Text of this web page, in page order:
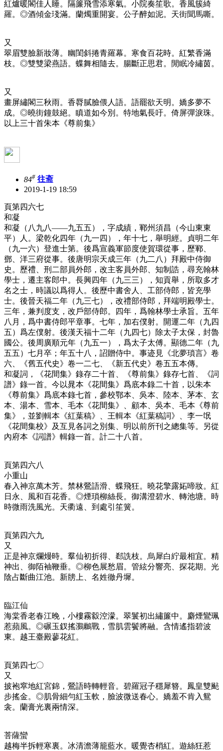
紅爐暖閣佳人睡。隔簾飛雪添寒氣。小院奏笙歌。香風簇綺
羅。◎酒傾金琖滿。蘭燭重開宴。公子醉如泥。天街聞馬嘶。
又
翠眉雙臉新妝薄。幽閨斜捲青羅幕。寒食百花時。紅繁香滿
枝。◎雙雙梁燕語。蝶舞相隨去。腸斷正思君。閒眠冷繡茵。
又
畫屏繡閣三秋雨。香脣膩臉偎人語。語罷欲天明。嬌多夢不
成。◎曉街鐘鼓絕。瞋道如今別。特地氣長吁。倚屏彈淚珠。
以上三十首朱本《尊前集》
84# 往斋
2019-1-19 18:59
頁第四六七
和凝
和凝（八九八——九五五），字成績，鄆州須昌（今山東東
平）人。梁乾化四年（九一四），年十七，舉明經。貞明二年
（九一六）登進士第。後爲宣義軍節度使賀環從事，歷鄆、
鄧、洋三府從事。後唐明宗天成三年（九二八）拜殿中侍御
史。歷禮、刑二部員外郎，改主客員外郎、知制誥，尋充翰林
學士，遷主客郎中。長興四年（九三三），知貢舉，所取多才
名之士，時議以爲得人。後歷中書舍人、工部侍郎，皆充學
士。後晉天福二年（九三七），改禮部侍郎，拜端明殿學士。
三年，兼判度支，改戶部侍郎。四年，爲翰林學士承旨。五年
八月，爲中書侍郎平章事。七年，加右僕射。開運二年（九四
五）爲左僕射。後漢天福十二年（九四七）除太子太保，封魯
國公。後周廣順元年（九五一），爲太子太傅。顯德二年（九
五五）七月卒；年五十八，詔贈侍中。事迹見《北夢瑣言》卷
六、《舊五代史》卷一二七、《新五代史》卷五五本傳。
和凝詞，《花間集》錄存二十首、《尊前集》錄存七首、《詞
譜》錄一首。今以晁本《花間集》爲底本錄二十首，以朱本
《尊前集》爲底本錄七首，參校鄂本、吳本、陸本、茅本、玄
本、湯本、雪本、毛本《花間集》、顧本、吳本、毛本《尊前
集》，並劉輯本《紅葉稿》、王輯本《紅葉稿詞》、李一氓
《花間集校》及互見各詞之別集、明以前所刊之總集等。另從
內府本《詞譜》輯錄一首。計二十八首。
頁第四六八
小重山
春入神京萬木芳。禁林鶯語滑、蝶飛狂。曉花擎露妬啼妝。紅
日永、風和百花香。◎煙瑣柳絲長。御溝澄碧水、轉池塘。時
時微雨洗風光。天衢遠、到處引笙簧。
頁第四六九
又
正是神京爛熳時。羣仙初折得、郄詵枝。烏犀白紵最相宜。精
神出、御陌袖鞭垂。◎柳色展愁眉。管絃分響亮、探花期。光
陰占斷曲江池。新牓上、名姓徹丹墀。
臨江仙
海棠香老春江晚，小樓霧縠涳濛。翠鬟初出繡簾中。麝煙鸞珮
惹蘋風。◎碾玉釵搖鸂鶒戰，雪肌雲鬢將融。含情遙指碧波
東。越王臺殿蓼花紅。
頁第四七〇
又
披袍窣地紅宮錦，鶯語時轉輕音。碧羅冠子穩犀簪。鳳皇雙颭
步搖金。◎肌骨細勻紅玉軟，臉波微送春心。嬌羞不肯入鴛
衾。蘭膏光裏兩情深。
菩薩蠻
越梅半拆輕寒裏。冰清澹薄籠藍水。暖覺杏梢紅。遊絲狂惹